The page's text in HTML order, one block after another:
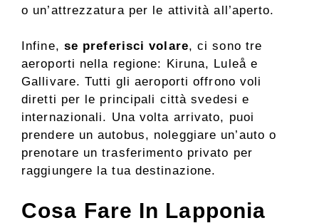
o un’attrezzatura per le attività all’aperto.
Infine, se preferisci volare, ci sono tre
aeroporti nella regione: Kiruna, Luleå e
Gallivare. Tutti gli aeroporti offrono voli
diretti per le principali città svedesi e
internazionali. Una volta arrivato, puoi
prendere un autobus, noleggiare un’auto o
prenotare un trasferimento privato per
raggiungere la tua destinazione.
Cosa Fare In Lapponia